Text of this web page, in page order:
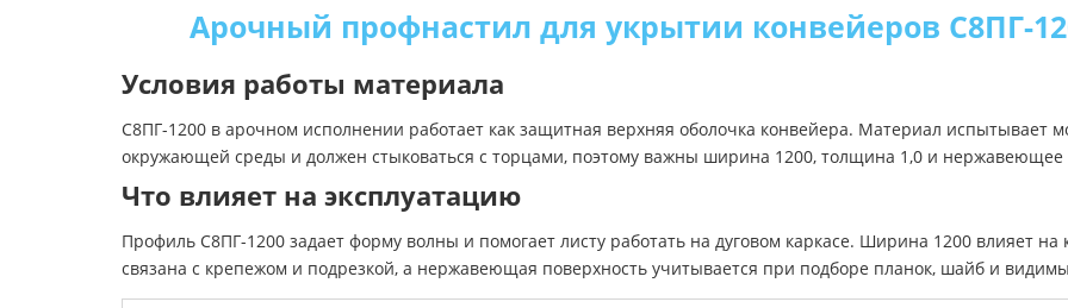
Арочный профнастил для укрытии конвейеров С8ПГ-
Условия работы материала
С8ПГ-1200 в арочном исполнении работает как защитная верхняя оболочка конвейера. Материал испытывает
окружающей среды и должен стыковаться с торцами, поэтому важны ширина 1200, толщина 1,0 и нержавеющее
Что влияет на эксплуатацию
Профиль С8ПГ-1200 задает форму волны и помогает листу работать на дуговом каркасе. Ширина 1200 влияет
связана с крепежом и подрезкой, а нержавеющая поверхность учитывается при подборе планок, шайб и